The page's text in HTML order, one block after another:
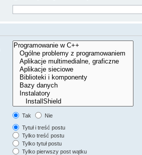
Tak
Nie
Tytuł i treść postu
Tylko treść postu
Tylko tytuł postu
Tylko pierwszy post wątku